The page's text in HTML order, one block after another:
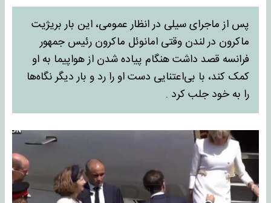
پس از ماجرای سیلی در انظار عمومی، این‌ بار بریژیت
ماکرون در لندن وقتی امانوئل ماکرون رئیس جمهور
فرانسه قصد داشت هنگام پیاده شدن از هواپیما به او
کمک کند، با بی‌اعتنایی دست او را رد و بار دیگر نگاه‌ها
را به خود جلب کرد .